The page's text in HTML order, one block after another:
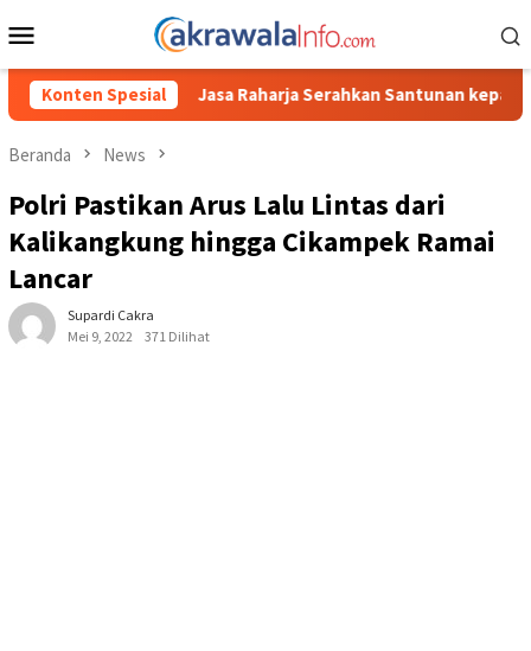
ke
Mobile
Konten Spesial
Raharja Serahkan Santunan kepada Ahli Waris Korban
Beranda News
Polri Pastikan Arus Lalu Lintas dari
Kalikangkung hingga Cikampek Ramai
Lancar
Supardi Cakra
Mei 9, 2022
371 Dilihat